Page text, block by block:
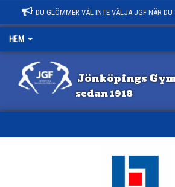
DU GLÖMMER VÄL INTE VÄLJA JGF NÄR DU
HEM
Jönköpings
sedan 1918